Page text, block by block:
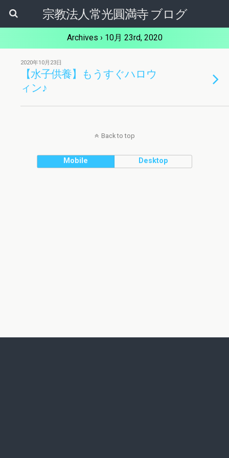
宗教法人常光圓満寺 ブログ
Archives › 10月 23rd, 2020
2020年10月23日
【水子供養】もうすぐハロウ
ィン♪
Back to top
Mobile Desktop